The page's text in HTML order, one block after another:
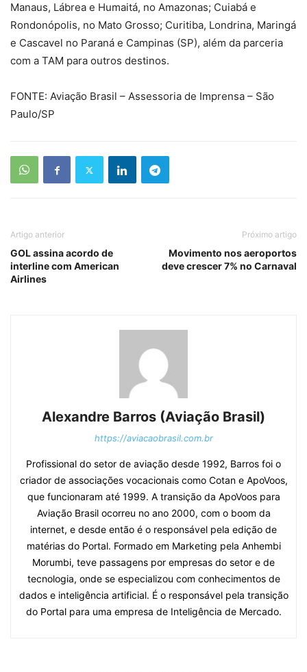
Manaus, Lábrea e Humaitá, no Amazonas; Cuiabá e
Rondonópolis, no Mato Grosso; Curitiba, Londrina, Maringá
e Cascavel no Paraná e Campinas (SP), além da parceria
com a TAM para outros destinos.
FONTE: Aviação Brasil – Assessoria de Imprensa – São
Paulo/SP
Artigo anterior
GOL assina acordo de
interline com American
Airlines
Próximo artigo
Movimento nos aeroportos
deve crescer 7% no Carnaval
Alexandre Barros (Aviação Brasil)
https://aviacaobrasil.com.br
Profissional do setor de aviação desde 1992, Barros foi o
criador de associações vocacionais como Cotan e ApoVoos,
que funcionaram até 1999. A transição da ApoVoos para
Aviação Brasil ocorreu no ano 2000, com o boom da
internet, e desde então é o responsável pela edição de
matérias do Portal. Formado em Marketing pela Anhembi
Morumbi, teve passagens por empresas do setor e de
tecnologia, onde se especializou com conhecimentos de
dados e inteligência artificial. É o responsável pela transição
do Portal para uma empresa de Inteligência de Mercado.